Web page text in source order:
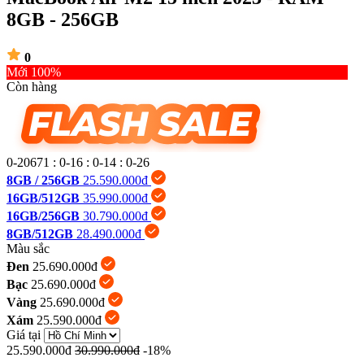
8GB - 256GB
0
Mới 100%
Còn hàng
0-20671 : 0-16 : 0-14 : 0-27
8GB / 256GB 25.590.000đ
16GB/512GB 35.990.000đ
16GB/256GB 30.790.000đ
8GB/512GB 28.490.000đ
Màu sắc
Đen 25.690.000đ
Bạc 25.690.000đ
Vàng 25.690.000đ
Xám 25.590.000đ
Giá tại
25.590.000đ 30.990.000đ -18%